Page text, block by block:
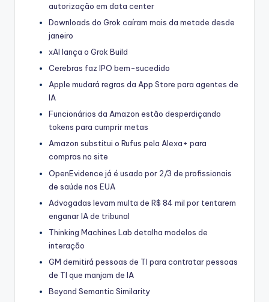
autorização em data center
Downloads do Grok caíram mais da metade desde
janeiro
xAI lança o Grok Build
Cerebras faz IPO bem-sucedido
Apple mudará regras da App Store para agentes de
IA
Funcionários da Amazon estão desperdiçando
tokens para cumprir metas
Amazon substitui o Rufus pela Alexa+ para
compras no site
OpenEvidence já é usado por 2/3 de profissionais
de saúde nos EUA
Advogadas levam multa de R$ 84 mil por tentarem
enganar IA de tribunal
Thinking Machines Lab detalha modelos de
interação
GM demitirá pessoas de TI para contratar pessoas
de TI que manjam de IA
Beyond Semantic Similarity